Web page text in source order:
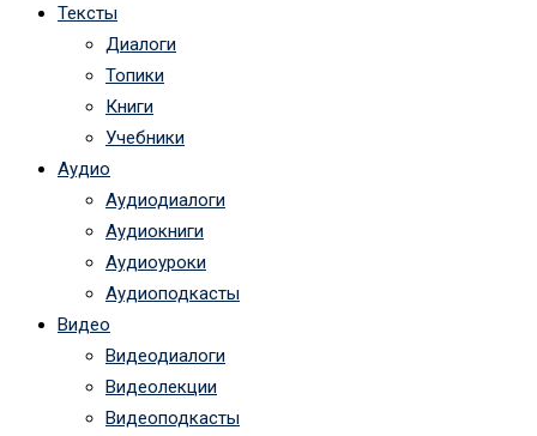
Тексты
Диалоги
Топики
Книги
Учебники
Аудио
Аудиодиалоги
Аудиокниги
Аудиоуроки
Аудиоподкасты
Видео
Видеодиалоги
Видеолекции
Видеоподкасты